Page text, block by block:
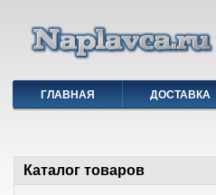
ГЛАВНАЯ ДОСТАВКА
Каталог товаров